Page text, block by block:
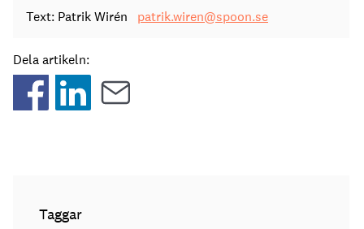
Text: Patrik Wirén patrik.wiren@spoon.se
Dela artikeln:
Taggar